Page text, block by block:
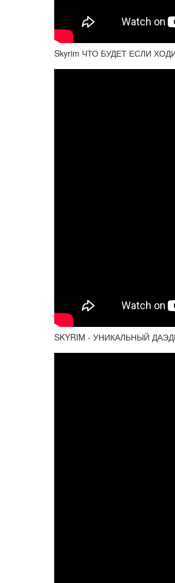
Skyrim ЧТО БУДЕТ ЕСЛИ
SKYRIM - УНИКАЛЬНЫЙ